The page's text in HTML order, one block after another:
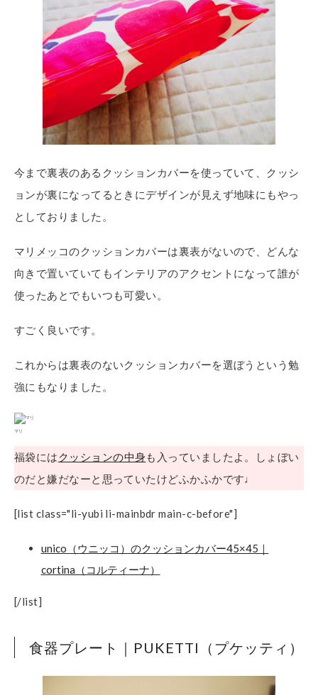
今まで裏表のあるクッションカバーを使っていて、クッシ
ョンが裏になってるときにデザインが見えず地味にもやっ
としておりました。
マリメッコのクッションカバーは裏表がないので、どんな
向きで置いていてもインテリアのアクセントになって誰が
使ったあとでもいつも可愛い。
すごく良いです。
これからは裏表のないクッションカバーを選ぼうという勉
強にもなりました。
マリ
福袋には クッションの中身 も入っていましたよ。しょぼい
のだと嫌だなーと思っていたけどふかふかです♩
[list class="li-yubi li-mainbdr main-c-before"]
unico（ウニッコ）のクッションカバー45×45｜
cortina（コルティーナ）
[/list]
食器プレート｜PUKETTI（プケッティ）